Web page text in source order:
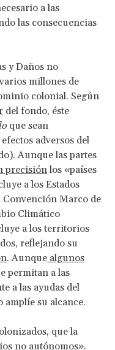
a las
las consecuencias
y Daños no
millones de
colonial. Según
del fondo, éste
que sean
adversos del
Aunque las partes
precisiónlos «países
a los Estados
Convención Marco de
Climático
a los territorios
reflejando su
. Aunque algunos
permitan a las
a las ayudas del
amplíe su alcance.
que la
no autónomos».